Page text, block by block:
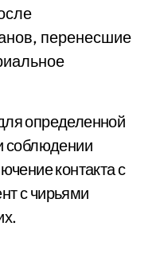
перенесшие
определенной
соблюдении
контакта с
с чирьями